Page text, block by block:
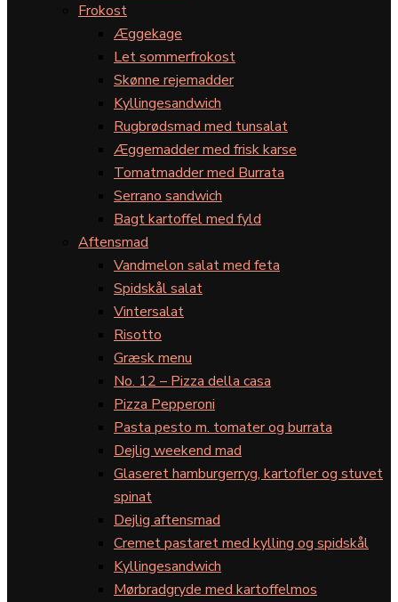
Frokost
Æggekage
Let sommerfrokost
Skønne rejemadder
Kyllingesandwich
Rugbrødsmad med tunsalat
Æggemadder med frisk karse
Tomatmadder med Burrata
Serrano sandwich
Bagt kartoffel med fyld
Aftensmad
Vandmelon salat med feta
Spidskål salat
Vintersalat
Risotto
Græsk menu
No. 12 – Pizza della casa
Pizza Pepperoni
Pasta pesto m. tomater og burrata
Dejlig weekend mad
Glaseret hamburgerryg, kartofler og stuvet
spinat
Dejlig aftensmad
Cremet pastaret med kylling og spidskål
Kyllingesandwich
Mørbradgryde med kartoffelmos